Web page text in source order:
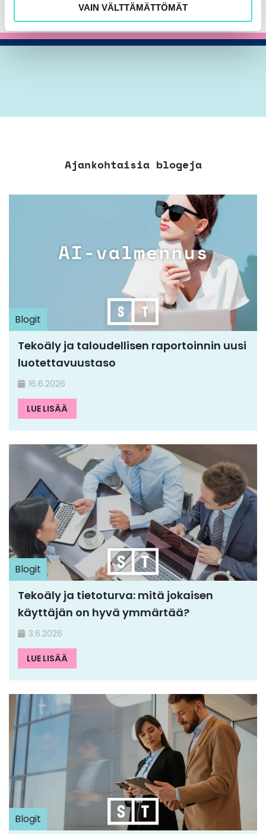
VAIN VÄLTTÄMÄTTÖMÄT
Ajankohtaisia blogeja
Blogit
Tekoäly ja taloudellisen raportoinnin uusi
luotettavuustaso
16.6.2026
LUE LISÄÄ
Blogit
Tekoäly ja tietoturva: mitä jokaisen
käyttäjän on hyvä ymmärtää?
3.6.2026
LUE LISÄÄ
Blogit